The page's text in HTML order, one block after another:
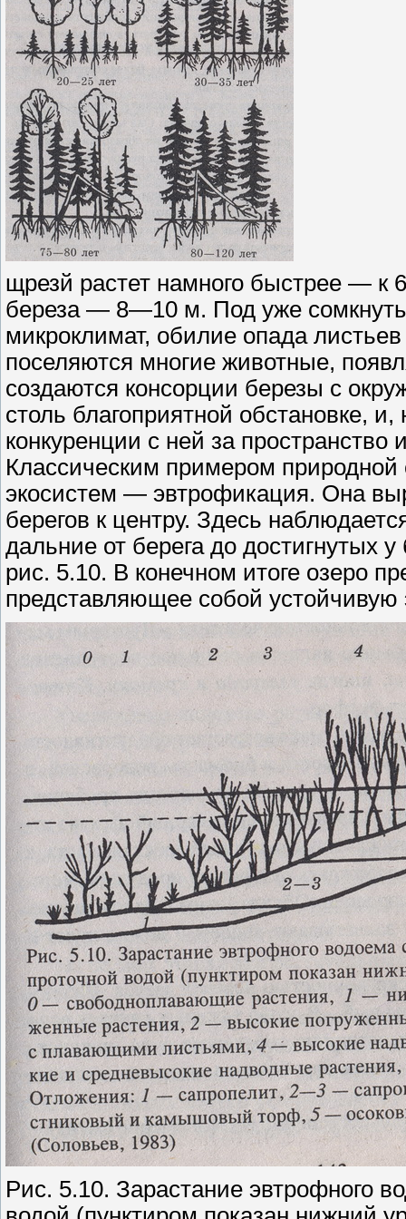
щрезй растет намного быстрее — к
береза — 8—10 м. Под уже
микроклимат, обилие опада
поселяются многие животные,
создаются консорции березы с
столь благоприятной обстановке,
конкуренции с ней за пространство
Классическим примером природной
экосистем — эвтрофикация. Она
берегов к центру. Здесь
дальние от берега до достигнутых
рис. 5.10. В конечном итоге озеро
представляющее собой устойчивую
Рис. 5.10. Зарастание эвтрофного